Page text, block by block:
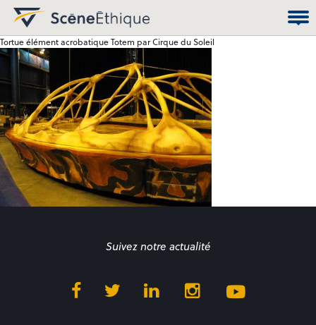
Tortue élément acrobatique Totem par Cirque du Soleil
Suivez notre actualité